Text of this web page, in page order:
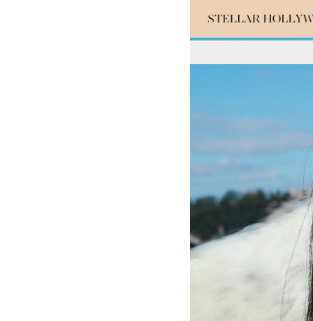
#¥10,000以下
#スタッフイチ